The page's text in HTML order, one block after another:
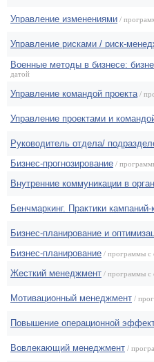
Управление изменениями /
Управление рисками / риск-
Военные методы в бизнесе:
датой
Управление командой проекта /
Управление проектами и
Руководитель отдела/
Бизнес-прогнозирование /
Внутренние коммуникации в
Бенчмаркинг. Практики кампаний-
Бизнес-планирование и
Бизнес-планирование / программы с
Жесткий менеджмент / программы с
Мотивационный менеджмент /
Повышение операционной
Вовлекающий менеджмент /